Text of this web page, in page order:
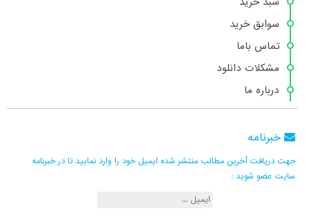
سوابق خرید
تماس باما
مشکلات دانلود
درباره ما
خبرنامه
جهت دریافت آخرین مطالب منتشر شده ایمیل خود را وارد نمایید تا در خبرنامه
سایت عضو شوید :